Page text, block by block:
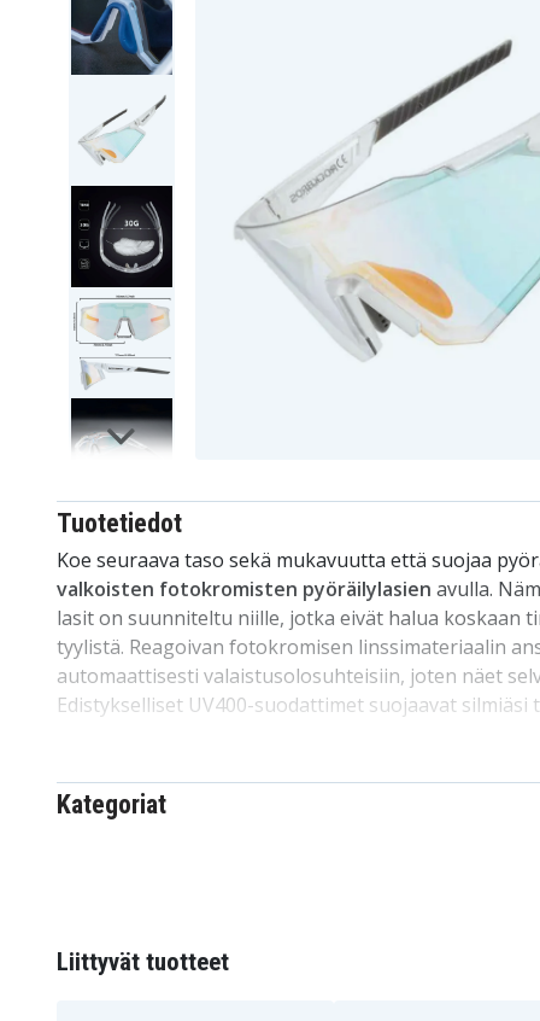
Tuotetiedot
Koe seuraava taso sekä mukavuutta että suojaa
valkoisten fotokromisten pyöräilylasien avulla.
lasit on suunniteltu niille, jotka eivät halua koskaan
tyylistä. Reagoivan fotokromisen linssimateriaalin
automaattisesti valaistusolosuhteisiin, joten näet
Edistykselliset UV400-suodattimet suojaavat silmiäsi
UVB-säteilyltä, mikä tarjoaa ylimääräistä
Tekniset tiedot:
UV-suodatin:UV400
Kategoriat
Liittyvät tuotteet